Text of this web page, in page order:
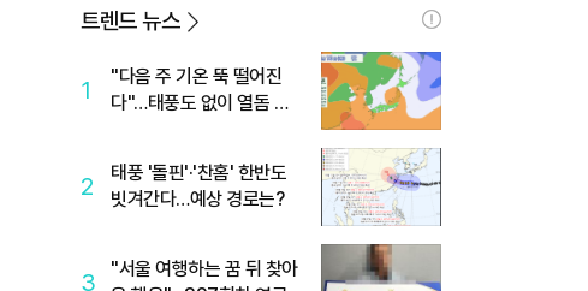
트렌드 뉴스
1
"다음 주 기온 뚝 떨어진
다"…태풍도 없이 열돔 박
2
태풍 '돌핀'·'찬홈' 한반도
빗겨간다…예상 경로는?
3
"서울 여행하는 꿈 뒤 찾아